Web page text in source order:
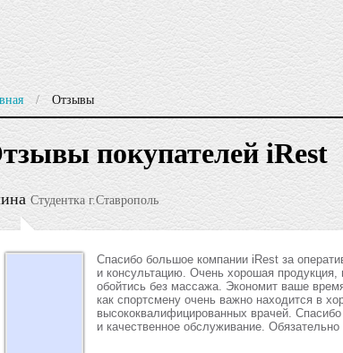
/ Отзывы
покупателей iRest
Студентка г.Ставрополь
Спасибо большое компании iRest за
и консультацию. Очень хорошая
обойтись без массажа. Экономит ваше
как спортсмену очень важно находится в
высококвалифицированных врачей.
и качественное обслуживание.